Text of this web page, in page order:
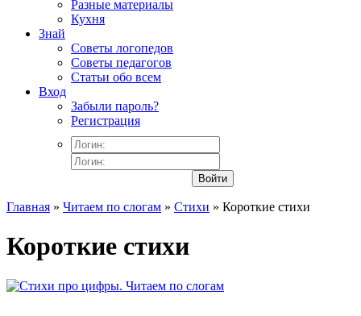
Разные материалы
Кухня
Знай
Советы логопедов
Советы педагогов
Статьи обо всем
Вход
Забыли пароль?
Регистрация
Войти
Главная » Читаем по слогам » Стихи » Короткие стихи
Короткие стихи